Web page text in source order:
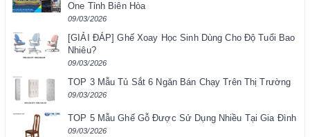
One Tỉnh Biên Hòa
09/03/2026
[GIẢI ĐÁP] Ghế Xoay Học Sinh Dùng Cho Độ Tuổi Bao
Nhiêu?
09/03/2026
TOP 3 Mẫu Tủ Sắt 6 Ngăn Bán Chạy Trên Thị Trường
09/03/2026
TOP 5 Mẫu Ghế Gỗ Được Sử Dụng Nhiều Tại Gia Đình
09/03/2026